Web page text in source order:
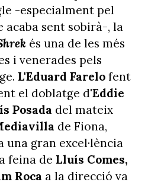
-especialment pel
acaba sent sobirà-, la
és una de les més
i venerades pels
L'Eduard Farelofent
el doblatge d'Eddie
Posada del mateix
de Fiona,
una gran excel·lència
feina de Lluís Comes,
Roca a la direcció va